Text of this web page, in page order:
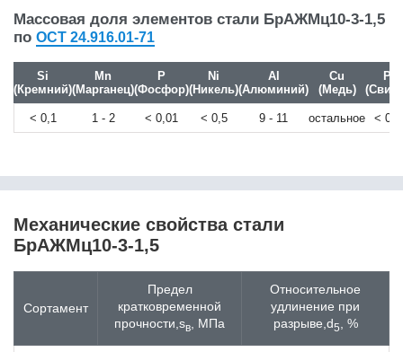
13CrMoV9-10
13MnNi6-3
13ХФА
14MoV6-3
14NiCrMo13-4
14Х17Н2
15B2
15MnMoV4-5
15NiCr13
15SMn13
Массовая доля элементов стали БрАЖМц10-3-1,5
по ОСТ 24.916.01-71
Si
(Кремний)
Mn
(Марганец)
P
(Фосфор)
Ni
(Никель)
Al
(Алюминий)
Cu
(Медь)
Pb
< 0,1 1 - 2 < 0,01 < 0,5 9 - 11 остальное <
Механические свойства стали
БрАЖМц10-3-1,5
Сортамент
Предел
кратковременной
прочности,sв , МПа
Относительное
удлинение при
разрыве,d5 , %